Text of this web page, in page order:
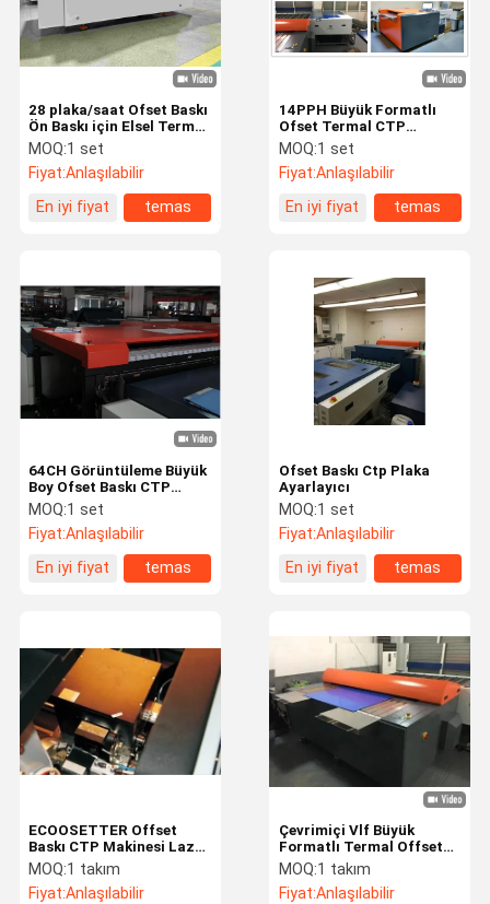
14PPH Büyük Formatlı
Ofset Termal CTP
Makinesi 64 Kanal
MOQ:1 set
Fiyat:Anlaşılabilir
En iyi fiyat
temas
28 plaka/saat Ofset Baskı
Ön Baskı için Elsel Termal
CTP Makinesi
MOQ:1 set
Fiyat:Anlaşılabilir
En iyi fiyat
temas
Ofset Baskı Ctp Plaka
Ayarlayıcı
MOQ:1 set
Fiyat:Anlaşılabilir
En iyi fiyat
temas
64CH Görüntüleme Büyük
Boy Ofset Baskı CTP
Plaka Makinesi
MOQ:1 set
Fiyat:Anlaşılabilir
En iyi fiyat
temas
Çevrimiçi Vlf Büyük
Formatlı Termal Offset
Baskı 2400dpi
MOQ:1 takım
Fiyat:Anlaşılabilir
ECOOSETTER Offset
Baskı CTP Makinesi Lazer
Baskı Masası yedek
parçaları
MOQ:1 takım
Fiyat:Anlaşılabilir